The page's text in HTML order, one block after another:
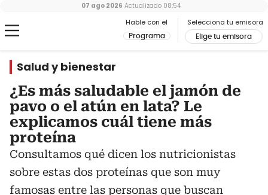
Hable con el
Programa
Selecciona tu emisora
Elige tu emisora
07 ago 2026 Actualizado 08:54
Salud y bienestar
¿Es más saludable el jamón de
pavo o el atún en lata? Le
explicamos cuál tiene más
proteína
Consultamos qué dicen los nutricionistas
sobre estas dos proteínas que son muy
famosas entre las personas que buscan